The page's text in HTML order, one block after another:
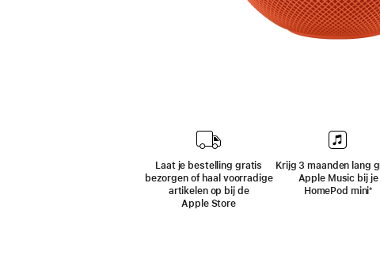
Laat je bestelling gratis
bezorgen of haal voorradige
artikelen op bij de
Apple Store
Krijg 3 maanden lang
Apple Music bij je
HomePod mini⁺